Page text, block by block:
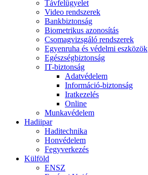
Távfelügyelet
Video rendszerek
Bankbiztonság
Biometrikus azonosítás
Csomagvizsgáló rendszerek
Egyenruha és védelmi eszközök
Egészségbiztonság
IT-biztonság
Adatvédelem
Információ-biztonság
Iratkezelés
Online
Munkavédelem
Hadiipar
Haditechnika
Honvédelem
Fegyverkezés
Külföld
ENSZ